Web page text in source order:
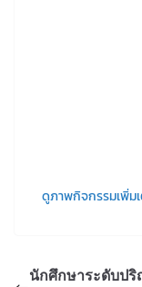
ดูภาพกิจกรรมเพิ่ม
นักศึกษาระดับป